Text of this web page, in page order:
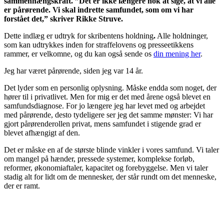
er pårørende. Vi skal indrette samfundet, som om vi har
forstået det,” skriver Rikke Struve.
Dette indlæg er udtryk for skribentens holdning. Alle holdninger,
som kan udtrykkes inden for straffelovens og presseetikkens
rammer, er velkomne, og du kan også sende os din mening her.
Jeg har været pårørende, siden jeg var 14 år.
Det lyder som en personlig oplysning. Måske endda som noget, der
hører til i privatlivet. Men for mig er det med årene også blevet en
samfundsdiagnose. For jo længere jeg har levet med og arbejdet
med pårørende, desto tydeligere ser jeg det samme mønster: Vi har
gjort pårørenderollen privat, mens samfundet i stigende grad er
blevet afhængigt af den.
Det er måske en af de største blinde vinkler i vores samfund. Vi taler
om mangel på hænder, pressede systemer, komplekse forløb,
reformer, økonomiaftaler, kapacitet og forebyggelse. Men vi taler
stadig alt for lidt om de mennesker, der står rundt om det menneske,
der er ramt.